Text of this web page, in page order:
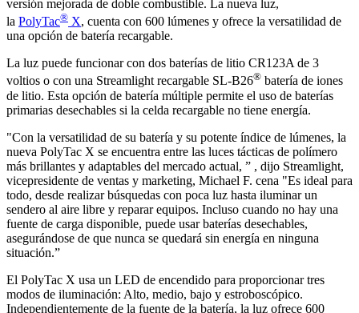
versión mejorada de doble combustible. La nueva luz,
la PolyTac® X, cuenta con 600 lúmenes y ofrece la versatilidad de
una opción de batería recargable.
La luz puede funcionar con dos baterías de litio CR123A de 3
voltios o con una Streamlight recargable SL-B26® batería de iones
de litio. Esta opción de batería múltiple permite el uso de baterías
primarias desechables si la celda recargable no tiene energía.
"Con la versatilidad de su batería y su potente índice de lúmenes, la
nueva PolyTac X se encuentra entre las luces tácticas de polímero
más brillantes y adaptables del mercado actual, ” , dijo Streamlight,
vicepresidente de ventas y marketing, Michael F. cena "Es ideal para
todo, desde realizar búsquedas con poca luz hasta iluminar un
sendero al aire libre y reparar equipos. Incluso cuando no hay una
fuente de carga disponible, puede usar baterías desechables,
asegurándose de que nunca se quedará sin energía en ninguna
situación.”
El PolyTac X usa un LED de encendido para proporcionar tres
modos de iluminación: Alto, medio, bajo y estroboscópico.
Independientemente de la fuente de la batería, la luz ofrece 600